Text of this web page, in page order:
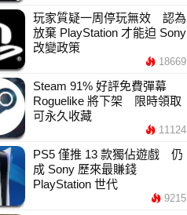
玩家質疑一周停玩無效 認為
放棄 PlayStation 才能迫 Sony
改變政策
18669
Steam 91% 好評免費彈幕
Roguelike 將下架 限時領取
可永久收藏
11124
PS5 僅推 13 款獨佔遊戲 仍
成 Sony 歷來最賺錢
PlayStation 世代
9215